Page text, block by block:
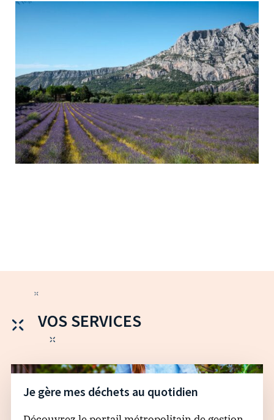
VOS SERVICES
Je gère mes déchets au quotidien